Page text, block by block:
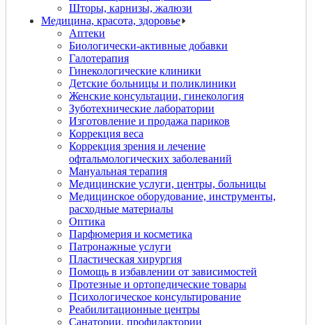
Шторы, карнизы, жалюзи
Медицина, красота, здоровье
Аптеки
Биологически-активные добавки
Галотерапия
Гинекологические клиники
Детские больницы и поликлиники
Женские консультации, гинекология
Зуботехнические лаборатории
Изготовление и продажа париков
Коррекция веса
Коррекция зрения и лечение
офтальмологических заболеваний
Мануальная терапия
Медицинские услуги, центры, больницы
Медицинское оборудование, инструменты,
расходные материалы
Оптика
Парфюмерия и косметика
Патронажные услуги
Пластическая хирургия
Помощь в избавлении от зависимостей
Протезные и ортопедические товары
Психологическое консультирование
Реабилитационные центры
Санатории, профилактории